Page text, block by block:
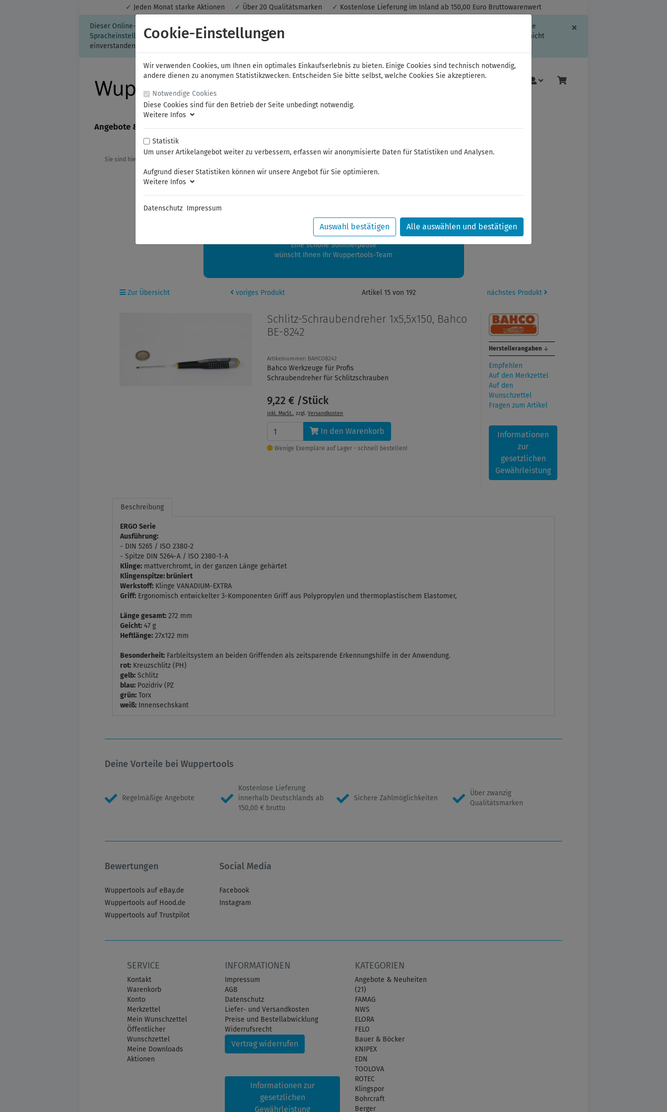
✓ Jeden Monat starke Aktionen ✓ Über 20 Qualitätsmarken ✓ Kostenlose Lieferung im Inland ab 150,00 Euro Bruttowarenwert
×
Dieser Online-Shop verwendet Cookies für ein optimales Einkaufserlebnis. Dabei werden beispielsweise die Session-Informationen oder die
Spracheinstellung auf Ihrem Rechner gespeichert. Ohne Cookies ist der Funktionsumfang des Online-Shops eingeschränkt.
Sind Sie damit nicht
einverstanden, klicken Sie bitte hier.
Angebote & Neuheiten FAMAG NWS ELORA FELO Bauer & Böcker Mehr
Sie sind hier:
Sommerferien
zwischen 28.07.2026 und 21.08.2026 machen auch wir Urlaub.
Ihre Bestellungen in diesem Zeitraum werden ab dem 24.08.2026 verschickt.
Eine schöne Sommerpause
wünscht Ihnen Ihr Wuppertools-Team
Zur Übersicht voriges Produkt Artikel 15 von 192 nächstes Produkt
Schlitz-Schraubendreher 1x5,5x150, Bahco
BE-8242
Artikelnummer: BAHCO8242
Bahco Werkzeuge für Profis
Schraubendreher für Schlitzschrauben
9,22 € /Stück
inkl. MwSt., zzgl.Versandkosten
In den Warenkorb
Wenige Exemplare auf Lager - schnell bestellen!
Herstellerangaben ↓
Empfehlen
Auf den Merkzettel
Auf den
Wunschzettel
Fragen zum Artikel
Informationen
zur
gesetzlichen
Gewährleistung
Beschreibung
ERGO Serie
Ausführung:
- DIN 5265 / ISO 2380-2
- Spitze DIN 5264-A / ISO 2380-1-A
Klinge: mattverchromt, in der ganzen Länge gehärtet
Klingenspitze: brüniert
Werkstoff: Klinge VANADIUM-EXTRA
Griff: Ergonomisch entwickelter 3-Komponenten Griff aus Polypropylen und thermoplastischem Elastomer,
Länge gesamt: 272 mm
Geicht: 47 g
Heftlänge: 27x122 mm
Besonderheit: Farbleitsystem an beiden Griffenden als zeitsparende Erkennungshilfe in der Anwendung.
rot: Kreuzschlitz (PH)
gelb: Schlitz
blau: Pozidriv (PZ
grün: Torx
weiß: Innensechskant
Deine Vorteile bei Wuppertools
Regelmäßige Angebote
Kostenlose Lieferung
innerhalb Deutschlands ab
150,00 € brutto
Sichere Zahlmöglichkeiten
Über zwanzig
Qualitätsmarken
Bewertungen
Wuppertools auf eBay.de
Wuppertools auf Hood.de
Wuppertools auf Trustpilot
Social Media
Facebook
Instagram
SERVICE
Kontakt
Warenkorb
Konto
Merkzettel
Mein Wunschzettel
Öffentlicher
Wunschzettel
Meine Downloads
Aktionen
INFORMATIONEN
Impressum
AGB
Datenschutz
Liefer- und Versandkosten
Preise und Bestellabwicklung
Widerrufsrecht
Vertrag widerrufen
Informationen zur
gesetzlichen
Gewährleistung
KATEGORIEN
Angebote & Neuheiten
(21)
FAMAG
NWS
ELORA
FELO
Bauer & Böcker
KNIPEX
EDN
TOOLOVA
ROTEC
Klingspor
Bohrcraft
Berger
Cookie-Einstellungen
Wir verwenden Cookies, um Ihnen ein optimales Einkaufserlebnis zu bieten. Einige Cookies sind technisch notwendig,
andere dienen zu anonymen Statistikzwecken. Entscheiden Sie bitte selbst, welche Cookies Sie akzeptieren.
Notwendige Cookies
Diese Cookies sind für den Betrieb der Seite unbedingt notwendig.
Weitere Infos
Statistik
Um unser Artikelangebot weiter zu verbessern, erfassen wir anonymisierte Daten für Statistiken und Analysen.
Aufgrund dieser Statistiken können wir unsere Angebot für Sie optimieren.
Weitere Infos
Datenschutz Impressum
Auswahl bestätigen Alle auswählen und bestätigen